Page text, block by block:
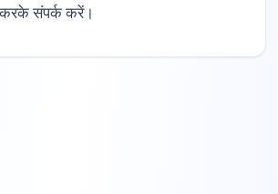
करके संपर्क करें।